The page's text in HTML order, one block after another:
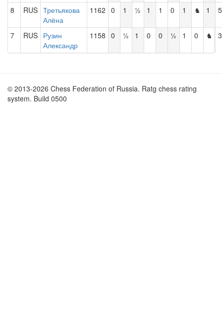
8 RUS Третьякова
Алёна
1162 0 1 ½ 1 1 0 1 ♞ 1
7 RUS Рузин
Александр
1158 0 ½ 1 0 0 ½ 1 0 ♞
© 2013-2026 Chess Federation of Russia. Ratg chess rating
system. Build 0500